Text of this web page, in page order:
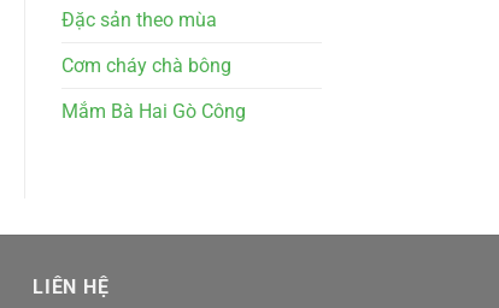
Đặc sản theo mùa
Cơm cháy chà bông
Mắm Bà Hai Gò Công
LIÊN HỆ